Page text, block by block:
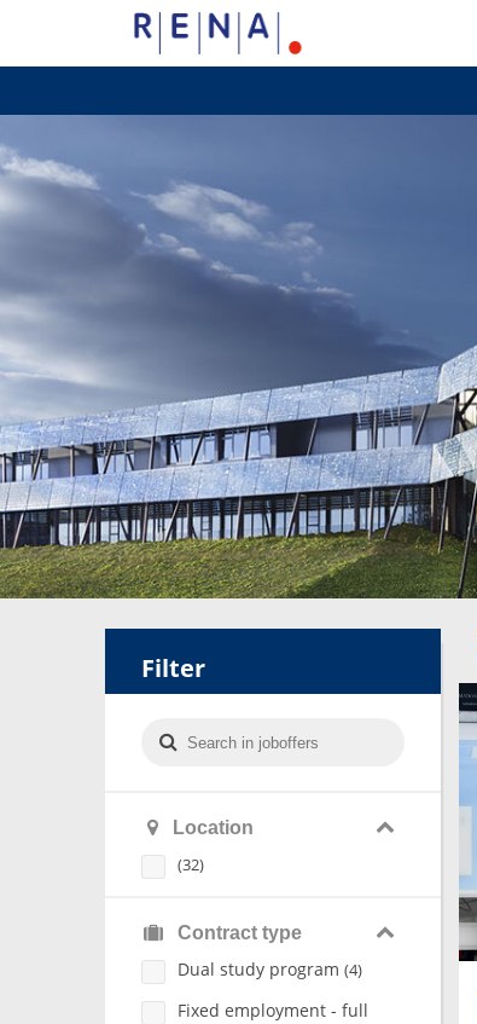
Filter
Location
(32)
Contract type
Dual study program (4)
Fixed employment - full